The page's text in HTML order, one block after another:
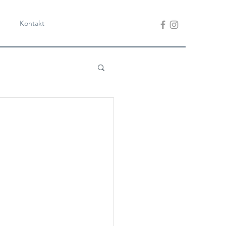
Kontakt